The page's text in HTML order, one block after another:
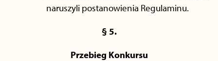
naruszyli postanowienia Regulaminu.
§ 5.
Przebieg Konkursu